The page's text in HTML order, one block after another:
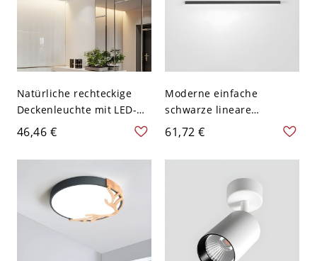
Natürliche rechteckige
Deckenleuchte mit LED-
Lampen - 110V-120V 35,56
cm Warm
46,46 €
Moderne einfache
schwarze lineare
Deckenleuchte Aluminium
Acryl Lampe Wohnzimmer
Deckenbeleuchtung
61,72 €